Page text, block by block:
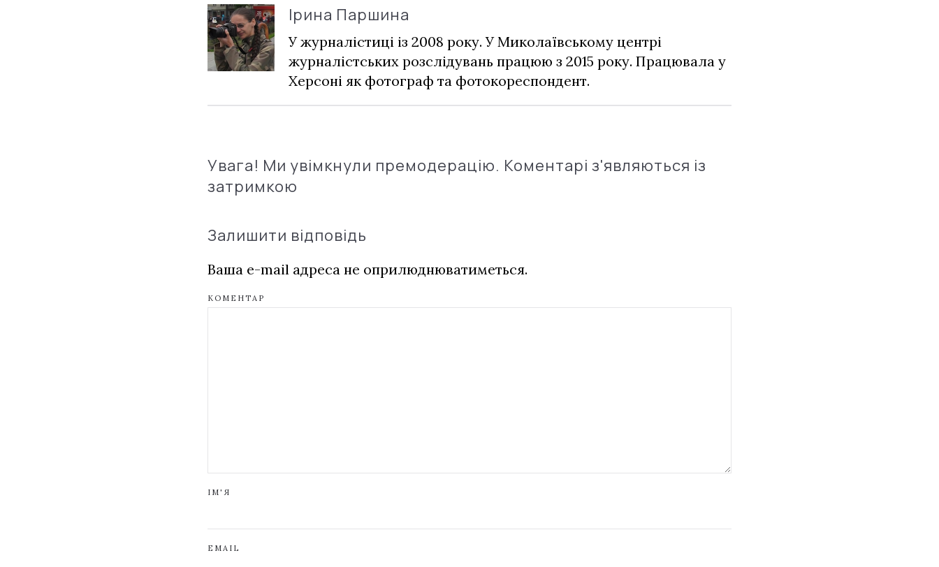
Ірина Паршина
У журналістиці із 2008 року. У Миколаївському центрі
журналістських розслідувань працюю з 2015 року. Працювала у
Херсоні як фотограф та фотокореспондент.
Увага! Ми увімкнули премодерацію. Коментарі з'являються із
затримкою
Залишити відповідь
Ваша e-mail адреса не оприлюднюватиметься.
КОМЕНТАР
ІМ'Я
EMAIL